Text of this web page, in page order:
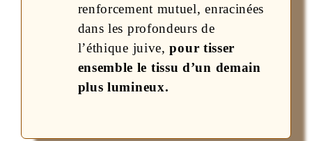
renforcement mutuel, enracinées
dans les profondeurs de
l’éthique juive, pour tisser
ensemble le tissu d’un demain
plus lumineux.